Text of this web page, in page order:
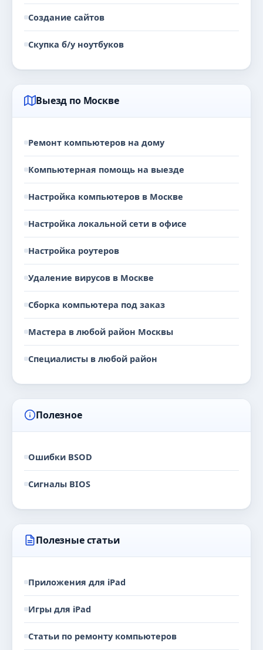
Создание сайтов
Скупка б/у ноутбуков
Выезд по Москве
Ремонт компьютеров на дому
Компьютерная помощь на выезде
Настройка компьютеров в Москве
Настройка локальной сети в офисе
Настройка роутеров
Удаление вирусов в Москве
Сборка компьютера под заказ
Мастера в любой район Москвы
Специалисты в любой район
Полезное
Ошибки BSOD
Сигналы BIOS
Полезные статьи
Приложения для iPad
Игры для iPad
Статьи по ремонту компьютеров